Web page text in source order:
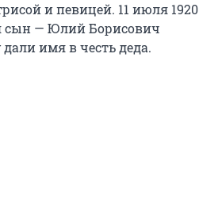
и певицей. 11 июля 1920
сын — Юлий Борисович
имя в честь деда.